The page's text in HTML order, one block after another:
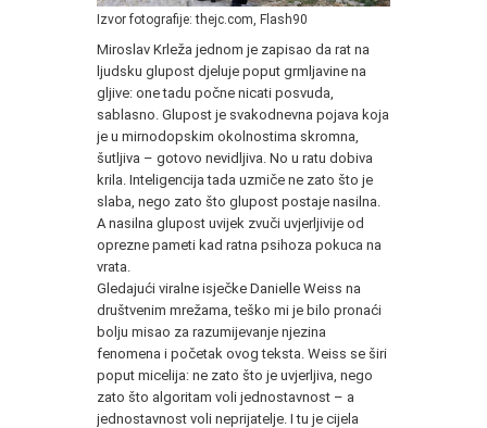
Izvor fotografije: thejc.com, Flash90
Miroslav Krleža jednom je zapisao da rat na
ljudsku glupost djeluje poput grmljavine na
gljive: one tadu počne nicati posvuda,
sablasno. Glupost je svakodnevna pojava koja
je u mirnodopskim okolnostima skromna,
šutljiva – gotovo nevidljiva. No u ratu dobiva
krila. Inteligencija tada uzmiče ne zato što je
slaba, nego zato što glupost postaje nasilna.
A nasilna glupost uvijek zvuči uvjerljivije od
oprezne pameti kad ratna psihoza pokuca na
vrata.
Gledajući viralne isječke Danielle Weiss na
društvenim mrežama, teško mi je bilo pronaći
bolju misao za razumijevanje njezina
fenomena i početak ovog teksta. Weiss se širi
poput micelija: ne zato što je uvjerljiva, nego
zato što algoritam voli jednostavnost – a
jednostavnost voli neprijatelje. I tu je cijela